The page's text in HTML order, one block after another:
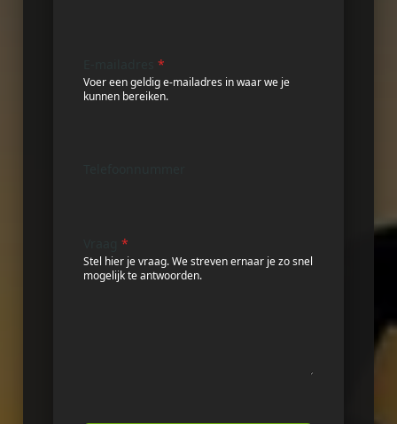
E-mailadres*
Voer een geldig e-mailadres in waar we je
kunnen bereiken.
Vraag*
Stel hier je vraag. We streven ernaar je zo snel
mogelijk te antwoorden.